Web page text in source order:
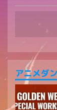
アニメダ